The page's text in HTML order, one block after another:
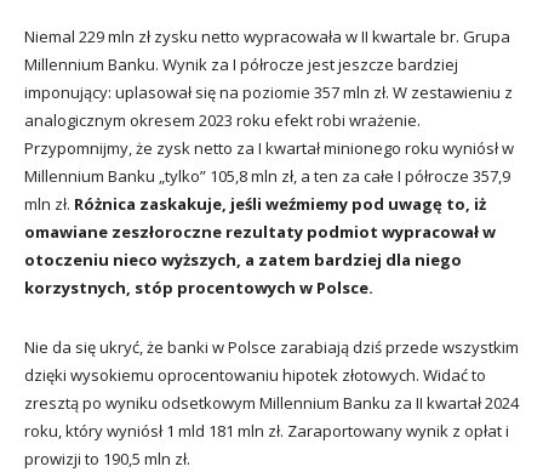
Niemal 229 mln zł zysku netto wypracowała w II kwartale br. Grupa
Millennium Banku. Wynik za I półrocze jest jeszcze bardziej
imponujący: uplasował się na poziomie 357 mln zł. W zestawieniu z
analogicznym okresem 2023 roku efekt robi wrażenie.
Przypomnijmy, że zysk netto za I kwartał minionego roku wyniósł w
Millennium Banku „tylko” 105,8 mln zł, a ten za całe I półrocze 357,9
mln zł. Różnica zaskakuje, jeśli weźmiemy pod uwagę to, iż
omawiane zeszłoroczne rezultaty podmiot wypracował w
otoczeniu nieco wyższych, a zatem bardziej dla niego
korzystnych, stóp procentowych w Polsce.
Nie da się ukryć, że banki w Polsce zarabiają dziś przede wszystkim
dzięki wysokiemu oprocentowaniu hipotek złotowych. Widać to
zresztą po wyniku odsetkowym Millennium Banku za II kwartał 2024
roku, który wyniósł 1 mld 181 mln zł. Zaraportowany wynik z opłat i
prowizji to 190,5 mln zł.